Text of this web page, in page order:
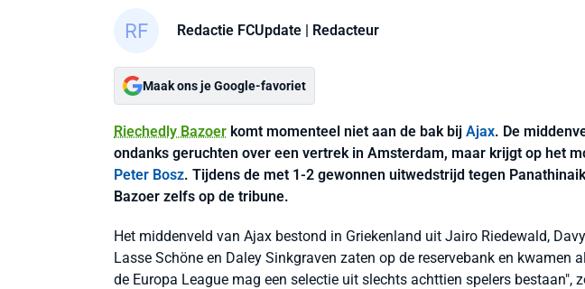
Redactie FCUpdate | Redacteur
Maak ons je Google-favoriet
Riechedly Bazoer komt momenteel niet aan de bak bij Ajax. De
ondanks geruchten over een vertrek in Amsterdam, maar krijgt op het
Peter Bosz. Tijdens de met 1-2 gewonnen uitwedstrijd tegen
Bazoer zelfs op de tribune.
Het middenveld van Ajax bestond in Griekenland uit Jairo Riedewald,
Lasse Schöne en Daley Sinkgraven zaten op de reservebank en kwamen
de Europa League mag een selectie uit slechts achttien spelers bestaan",